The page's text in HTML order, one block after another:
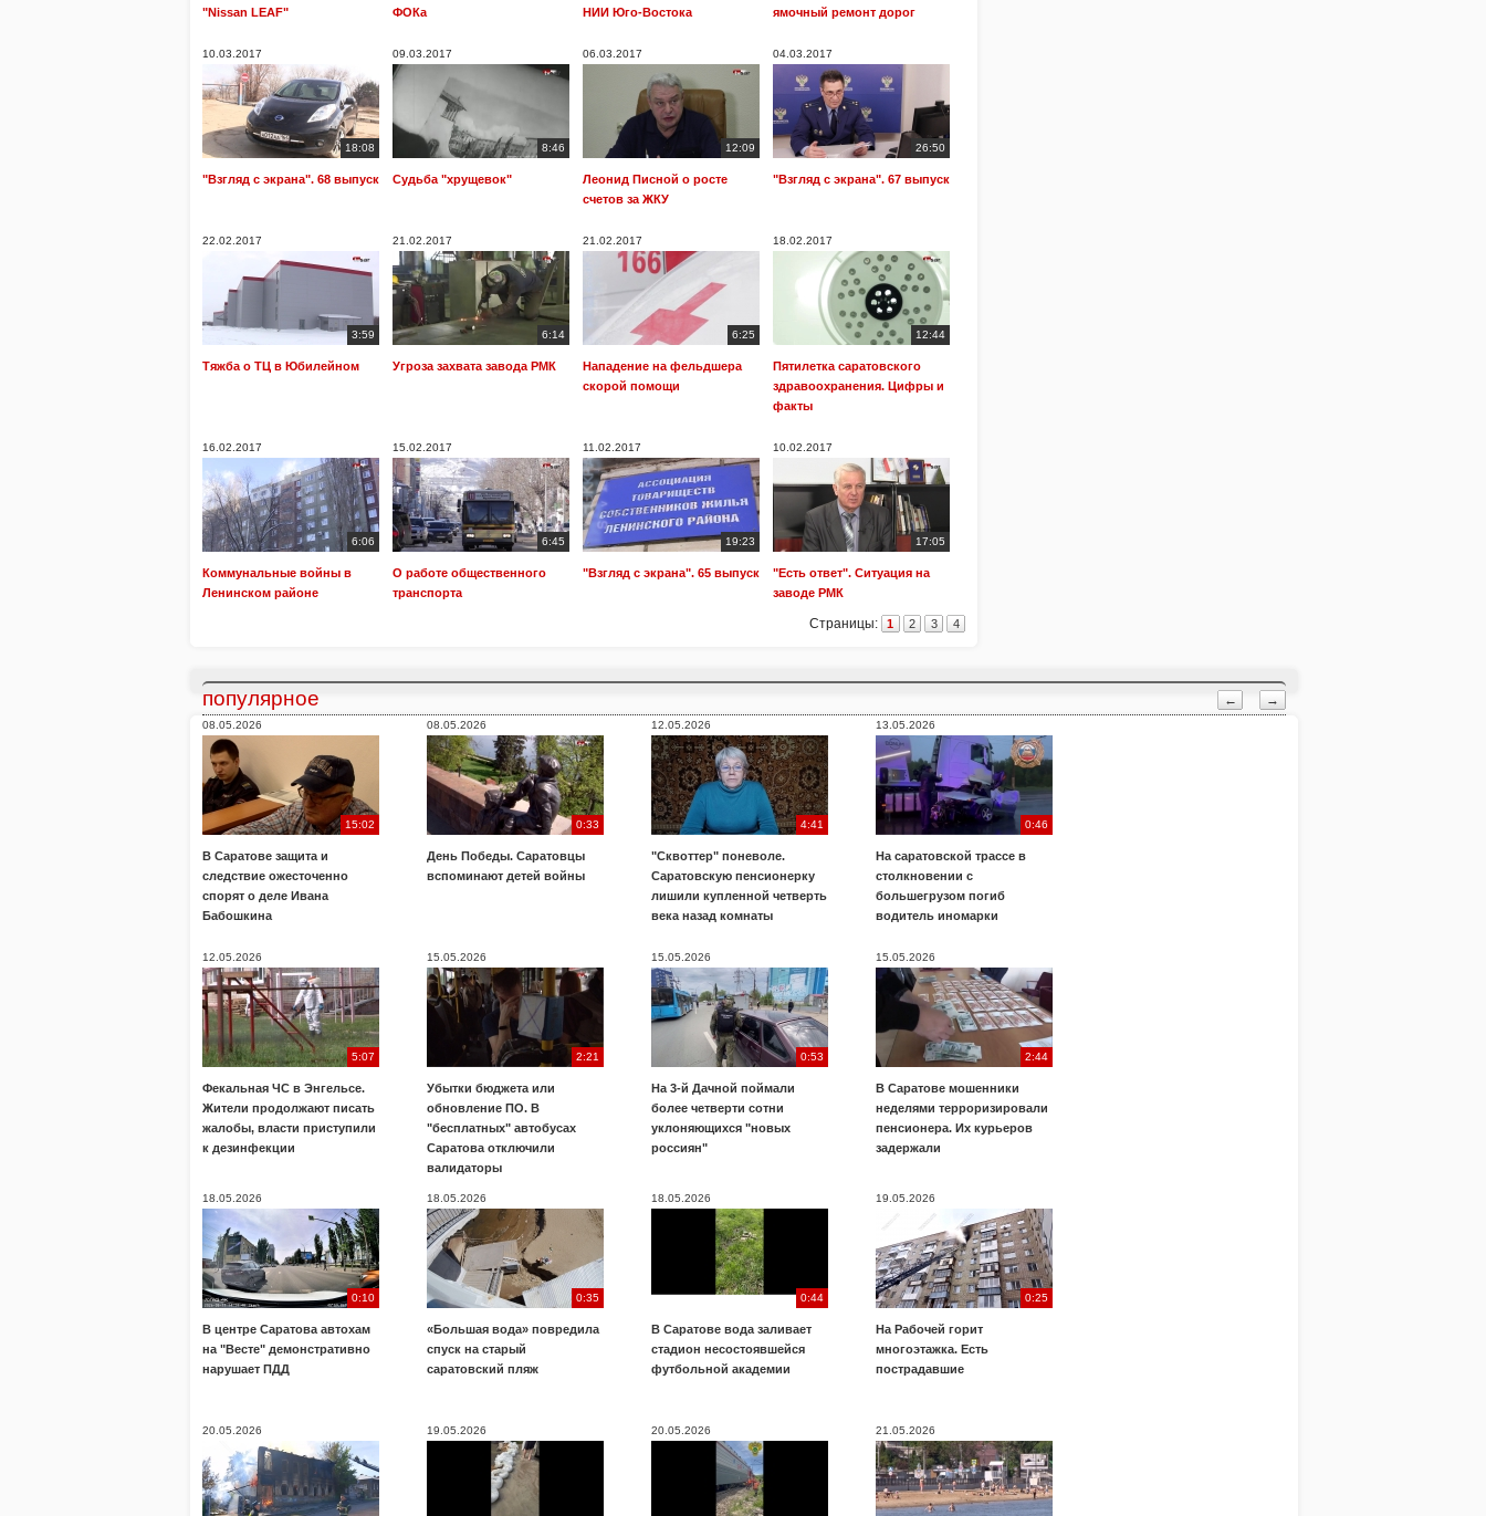
"Nissan LEAF"
ФОКа
НИИ Юго-Востока
ямочный ремонт дорог
10.03.2017
18:08
"Взгляд с экрана". 68 выпуск
09.03.2017
8:46
Судьба "хрущевок"
06.03.2017
12:09
Леонид Писной о росте
счетов за ЖКУ
04.03.2017
26:50
"Взгляд с экрана". 67 выпуск
22.02.2017
3:59
Тяжба о ТЦ в Юбилейном
21.02.2017
6:14
Угроза захвата завода РМК
21.02.2017
6:25
Нападение на фельдшера
скорой помощи
18.02.2017
12:44
Пятилетка саратовского
здравоохранения. Цифры и
факты
16.02.2017
6:06
Коммунальные войны в
Ленинском районе
15.02.2017
6:45
О работе общественного
транспорта
11.02.2017
19:23
"Взгляд с экрана". 65 выпуск
10.02.2017
17:05
"Есть ответ". Ситуация на
заводе РМК
Страницы: 1 2 3 4
← →
популярное
08.05.2026
15:02
В Саратове защита и
следствие ожесточенно
спорят о деле Ивана
Бабошкина
08.05.2026
0:33
День Победы. Саратовцы
вспоминают детей войны
12.05.2026
4:41
"Сквоттер" поневоле.
Саратовскую пенсионерку
лишили купленной четверть
века назад комнаты
13.05.2026
0:46
На саратовской трассе в
столкновении с
большегрузом погиб
водитель иномарки
12.05.2026
5:07
Фекальная ЧС в Энгельсе.
Жители продолжают писать
жалобы, власти приступили
к дезинфекции
15.05.2026
2:21
Убытки бюджета или
обновление ПО. В
"бесплатных" автобусах
Саратова отключили
валидаторы
15.05.2026
0:53
На 3-й Дачной поймали
более четверти сотни
уклоняющихся "новых
россиян"
15.05.2026
2:44
В Саратове мошенники
неделями терроризировали
пенсионера. Их курьеров
задержали
18.05.2026
0:10
В центре Саратова автохам
на "Весте" демонстративно
нарушает ПДД
18.05.2026
0:35
«Большая вода» повредила
спуск на старый
саратовский пляж
18.05.2026
0:44
В Саратове вода заливает
стадион несостоявшейся
футбольной академии
19.05.2026
0:25
На Рабочей горит
многоэтажка. Есть
пострадавшие
20.05.2026 19.05.2026 20.05.2026 21.05.2026